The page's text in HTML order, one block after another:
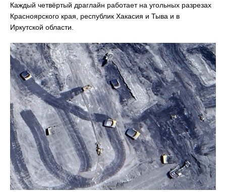
Каждый четвёртый драглайн работает на угольных разрезах
Красноярского края, республик Хакасия и Тыва и в
Иркутской области.